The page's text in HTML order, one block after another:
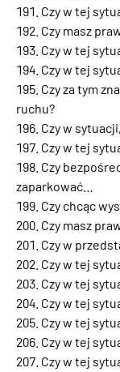
Czy w tej
Czy masz
Czy w tej
Czy w tej
Czy za tym
ruchu?
Czy w
Czy w tej
Czy
zaparkować…
Czy chcąc
Czy masz
Czy w
Czy w tej
Czy w tej
Czy w tej
Czy w tej
Czy w tej
Czy w tej